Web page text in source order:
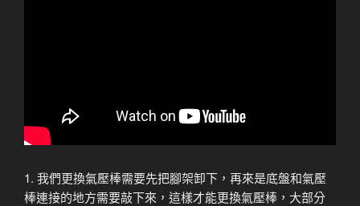
1. 我們更換氣壓棒需要先把腳架卸下，再來是底盤和氣壓
棒連接的地方需要敲下來，這樣才能更換氣壓棒，大部分